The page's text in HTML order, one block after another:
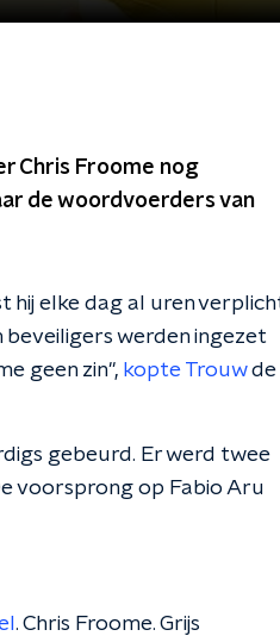
Chris Froome nog
de woordvoerders van
hij elke dag al uren
beveiligers werden ingezet
geen zin", kopte Trouwde
gebeurd. Er werd twee
voorsprong op Fabio Aru
. Chris Froome. Grijs